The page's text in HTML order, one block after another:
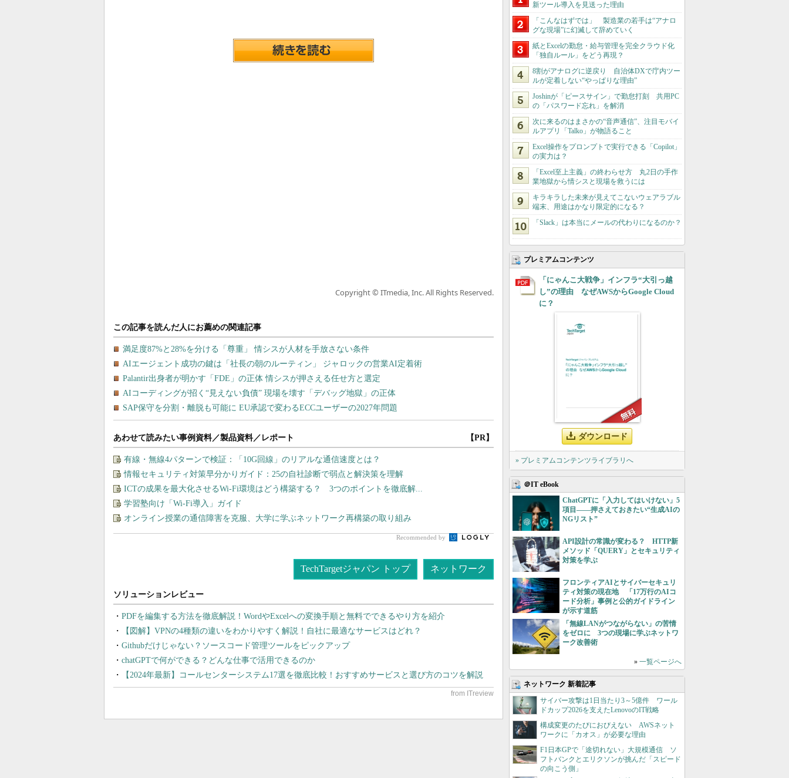
Copyright © ITmedia, Inc. All Rights Reserved.
あわせて読みたい事例資料／製品資料／レポート 【PR】
有線・無線4パターンで検証：「10G回線」のリアルな通信速度とは？
情報セキュリティ対策早分かりガイド：25の自社診断で弱点と解決策を理解
ICTの成果を最大化させるWi-Fi環境はどう構築する？ 3つのポイントを徹底解...
学習塾向け「Wi-Fi導入」ガイド
オンライン授業の通信障害を克服、大学に学ぶネットワーク再構築の取り組み
Recommended by
TechTargetジャパン トップ ネットワーク
PDFを編集する方法を徹底解説！WordやExcelへの変換手順と無料でできるやり方を紹介
【図解】VPNの4種類の違いをわかりやすく解説！自社に最適なサービスはどれ？
Githubだけじゃない？ソースコード管理ツールをピックアップ
chatGPTで何ができる？どんな仕事で活用できるのか
【2024年最新】コールセンターシステム17選を徹底比較！おすすめサービスと選び方のコツを解説
新ツール導入を見送った理由
「こんなはずでは」 製造業の若手は“アナロ
グな現場”に幻滅して辞めていく
紙とExcelの勤怠・給与管理を完全クラウド化
「独自ルール」をどう再現？
8割がアナログに逆戻り 自治体DXで庁内ツー
ルが定着しない“やっぱりな理由”
Joshinが「ピースサイン」で勤怠打刻 共用PC
の「パスワード忘れ」を解消
次に来るのはまさかの“音声通信”、注目モバイ
ルアプリ「Talko」が物語ること
Excel操作をプロンプトで実行できる「Copilot」
の実力は？
「Excel至上主義」の終わらせ方 丸2日の手作
業地獄から情シスと現場を救うには
キラキラした未来が見えてこないウェアラブル
端末、用途はかなり限定的になる？
「Slack」は本当にメールの代わりになるのか？
プレミアムコンテンツ
「にゃんこ大戦争」インフラ“大引っ越
し”の理由 なぜAWSからGoogle Cloud
に？
ダウンロード
» プレミアムコンテンツライブラリへ
＠IT eBook
ChatGPTに「入力してはいけない」5
項目――押さえておきたい“生成AIの
NGリスト”
API設計の常識が変わる？ HTTP新
メソッド「QUERY」とセキュリティ
対策を学ぶ
フロンティアAIとサイバーセキュリ
ティ対策の現在地 「17万行のAIコ
ード分析」事例と公的ガイドライン
が示す道筋
「無線LANがつながらない」の苦情
をゼロに 3つの現場に学ぶネットワ
ーク改善術
» 一覧ページへ
ネットワーク 新着記事
サイバー攻撃は1日当たり3～5億件 ワール
ドカップ2026を支えたLenovoのIT戦略
構成変更のたびにおびえない AWSネット
ワークに「カオス」が必要な理由
F1日本GPで「途切れない」大規模通信 ソ
フトバンクとエリクソンが挑んだ「スピード
の向こう側」